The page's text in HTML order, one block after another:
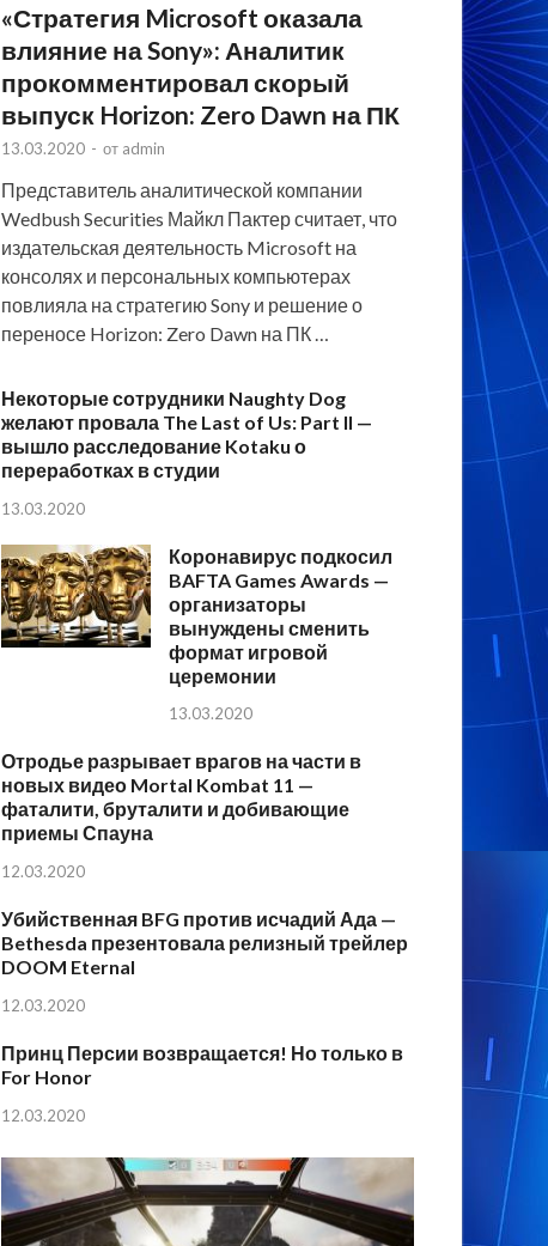
«Стратегия Microsoft оказала
влияние на Sony»: Аналитик
прокомментировал скорый
выпуск Horizon: Zero Dawn на ПК
13.03.2020 - от admin
Представитель аналитической компании
Wedbush Securities Майкл Пактер считает, что
издательская деятельность Microsoft на
консолях и персональных компьютерах
повлияла на стратегию Sony и решение о
переносе Horizon: Zero Dawn на ПК …
Некоторые сотрудники Naughty Dog
желают провала The Last of Us: Part II —
вышло расследование Kotaku о
переработках в студии
13.03.2020
Коронавирус подкосил
BAFTA Games Awards —
организаторы
вынуждены сменить
формат игровой
церемонии
13.03.2020
Отродье разрывает врагов на части в
новых видео Mortal Kombat 11 —
фаталити, бруталити и добивающие
приемы Спауна
12.03.2020
Убийственная BFG против исчадий Ада —
Bethesda презентовала релизный трейлер
DOOM Eternal
12.03.2020
Принц Персии возвращается! Но только в
For Honor
12.03.2020